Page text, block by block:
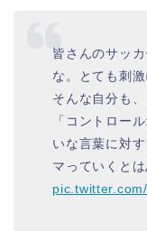
皆さんのサッ
な。とても刺激
そんな自分も
「コントロー
いな言葉に対
マっていくとは